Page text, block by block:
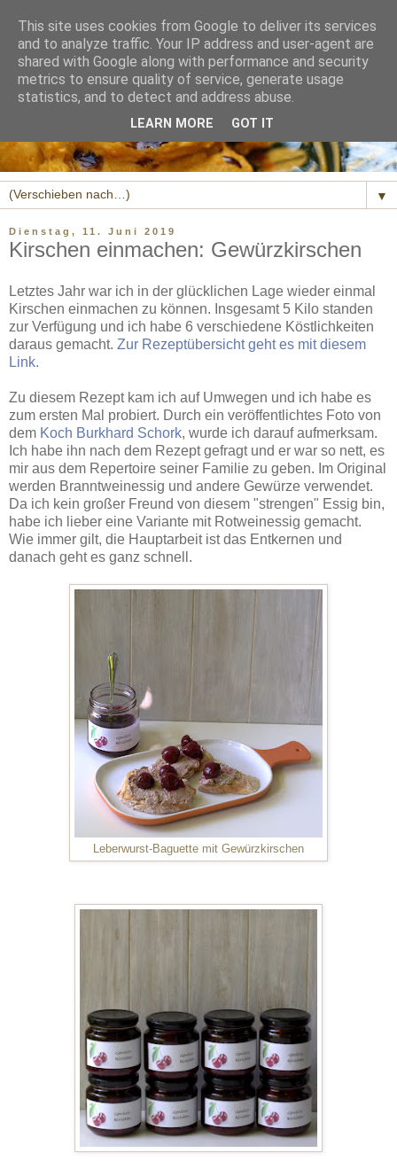
▼
Dienstag, 11. Juni 2019
Kirschen einmachen: Gewürzkirschen
Letztes Jahr war ich in der glücklichen Lage wieder einmal
Kirschen einmachen zu können. Insgesamt 5 Kilo standen
zur Verfügung und ich habe 6 verschiedene Köstlichkeiten
daraus gemacht. Zur Rezeptübersicht geht es mit diesem
Link.
Zu diesem Rezept kam ich auf Umwegen und ich habe es
zum ersten Mal probiert. Durch ein veröffentlichtes Foto von
dem Koch Burkhard Schork, wurde ich darauf aufmerksam.
Ich habe ihn nach dem Rezept gefragt und er war so nett, es
mir aus dem Repertoire seiner Familie zu geben. Im Original
werden Branntweinessig und andere Gewürze verwendet.
Da ich kein großer Freund von diesem "strengen" Essig bin,
habe ich lieber eine Variante mit Rotweinessig gemacht.
Wie immer gilt, die Hauptarbeit ist das Entkernen und
danach geht es ganz schnell.
Leberwurst-Baguette mit Gewürzkirschen
This site uses cookies from Google to deliver its services
and to analyze traffic. Your IP address and user-agent are
shared with Google along with performance and security
metrics to ensure quality of service, generate usage
statistics, and to detect and address abuse.
LEARN MORE GOT IT